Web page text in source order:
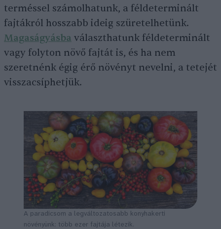
terméssel számolhatunk, a féldeterminált
fajtákról hosszabb ideig szüretelhetünk.
Magaságyásba választhatunk féldeterminált
vagy folyton növő fajtát is, és ha nem
szeretnénk égig érő növényt nevelni, a tetejét
visszacsíphetjük.
A paradicsom a legváltozatosabb konyhakerti
növényünk: több ezer fajtája létezik.